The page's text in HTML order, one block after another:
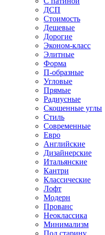
ДСП
Стоимость
Дешевые
Дорогие
Эконом-класс
Элитные
Форма
П-образные
Угловые
Прямые
Радиусные
Скошенные углы
Стиль
Современные
Евро
Английские
Дизайнерские
Итальянские
Кантри
Классические
Лофт
Модерн
Прованс
Неоклассика
Минимализм
Под старину